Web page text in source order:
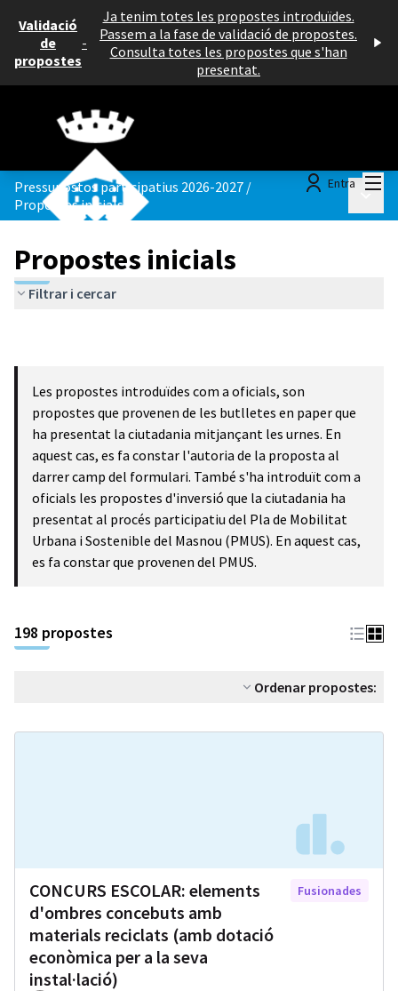
Validació
de
propostes
-
Ja tenim totes les propostes introduïdes.
Passem a la fase de validació de propostes.
Consulta totes les propostes que s'han
presentat.
Entra
Pressupostos participatius 2026-2027 /
Propostes inicials
Propostes inicials
Filtrar i cercar
Les propostes introduïdes com a oficials, son
propostes que provenen de les butlletes en paper que
ha presentat la ciutadania mitjançant les urnes. En
aquest cas, es fa constar l'autoria de la proposta al
darrer camp del formulari. També s'ha introduït com a
oficials les propostes d'inversió que la ciutadania ha
presentat al procés participatiu del Pla de Mobilitat
Urbana i Sostenible del Masnou (PMUS). En aquest cas,
es fa constar que provenen del PMUS.
198 propostes
Ordenar propostes:
CONCURS ESCOLAR: elements
d'ombres concebuts amb
materials reciclats (amb dotació
econòmica per a la seva
instal·lació)
Fusionades